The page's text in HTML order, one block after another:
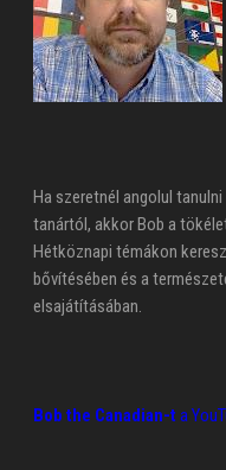
Ha szeretnél angolul tanulni
tanártól, akkor Bob a
Hétköznapi témákon
bővítésében és a
elsajátításában.
Bob the Canadian-t a